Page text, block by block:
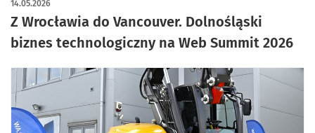
Z Wrocławia do Vancouver. Dolnośląski
biznes technologiczny na Web Summit 2026
14.05.2026